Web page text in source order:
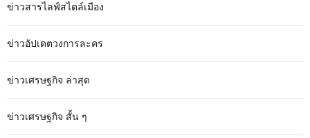
ข่าวสารไลฟ์สไตล์เมือง
ข่าวอัปเดตวงการละคร
ข่าวเศรษฐกิจ ล่าสุด
ข่าวเศรษฐกิจ สั้น ๆ